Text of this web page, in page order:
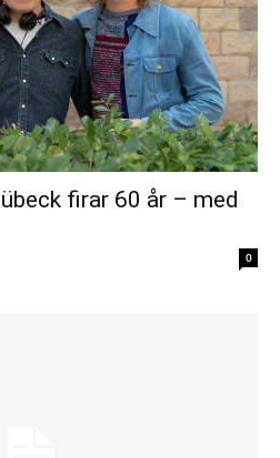
firar 60 år – med
0